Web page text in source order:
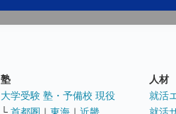
塾
大学受験 塾・予備校 現役
人材
就活